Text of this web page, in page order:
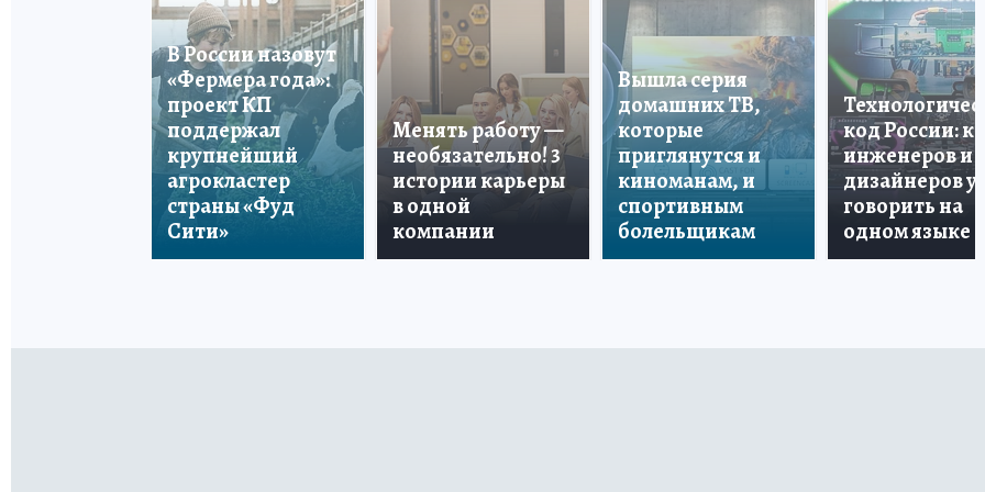
В России назовут
«Фермера года»:
проект КП
поддержал
крупнейший
агрокластер
страны «Фуд
Сити»
Менять работу —
необязательно! 3
истории карьеры
в одной
компании
Вышла серия
домашних ТВ,
которые
приглянутся и
киноманам, и
спортивным
болельщикам
код России: как
инженеров и
дизайнеров
говорить на
одном языке